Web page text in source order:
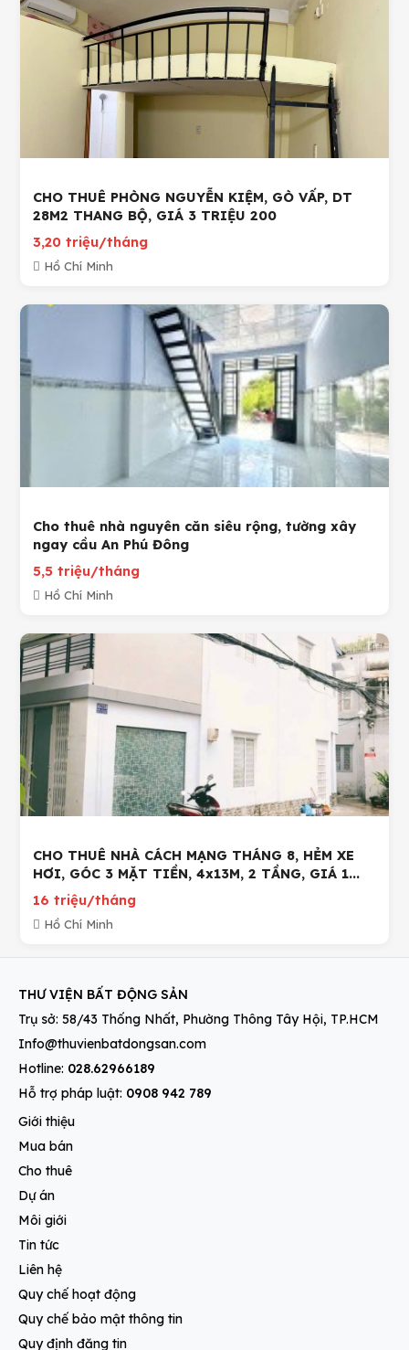
CHO THUÊ PHÒNG NGUYỄN KIỆM, GÒ VẤP, DT
28M2 THANG BỘ, GIÁ 3 TRIỆU 200
3,20 triệu/tháng
Hồ Chí Minh
Cho thuê nhà nguyên căn siêu rộng, tường xây
ngay cầu An Phú Đông
5,5 triệu/tháng
Hồ Chí Minh
CHO THUÊ NHÀ CÁCH MẠNG THÁNG 8, HẺM XE
HƠI, GÓC 3 MẶT TIỀN, 4x13M, 2 TẦNG, GIÁ 1...
16 triệu/tháng
Hồ Chí Minh
THƯ VIỆN BẤT ĐỘNG SẢN
Trụ sở: 58/43 Thống Nhất, Phường Thông Tây Hội, TP.HCM
Info@thuvienbatdongsan.com
Hotline: 028.62966189
Hỗ trợ pháp luật: 0908 942 789
Giới thiệu
Mua bán
Cho thuê
Dự án
Môi giới
Tin tức
Liên hệ
Quy chế hoạt động
Quy chế bảo mật thông tin
Quy định đăng tin